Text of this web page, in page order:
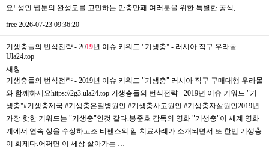
요! 성인 웹툰의 완성도를 고민하는 만충만패 여러분을 위한 특별한 공식, …
free 2026-07-23 09:36:20
기생충들의 번식전략 - 2019년 이슈 키워드 "기생충" - 러시아 직구 우라몰
Ula24.top
새창
기생충들의 번식전략 - 2019년 이슈 키워드 "기생충" 러시아 직구 구매대행 우라몰
와 함께하세요https://2g3.ula24.top 기생충들의 번식전략 - 2019년 이슈 키워드 "기
생충"#기생충제국 #기생충은질병원인 #기생충사고원인 #기생충자살원인2019년
가장 핫한 키워드는 "기생충"인것 같다.봉준호 감독의 영화 "기생충"이 세계 영화
계에서 연속 상을 수상하고조 티펜스의 암 치료사례가 소개되면서 또 한번 기생충
이 화제다.어쩌면 이 세상 살아가는 …